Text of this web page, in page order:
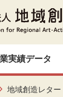
実績データ
地域創造レター